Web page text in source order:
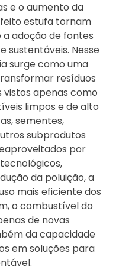
e o aumento da
estufa tornam
adoção de fontes
sustentáveis. Nesse
surge como uma
resíduos
vistos apenas como
limpos e de alto
sementes,
subprodutos
por
da poluição, a
mais eficiente dos
o combustível do
de novas
da capacidade
em soluções para